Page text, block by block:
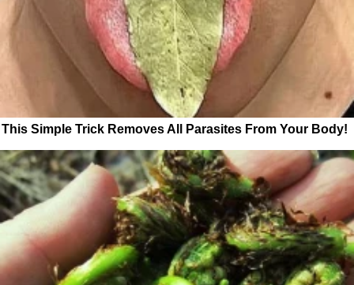
This Simple Trick Removes All Parasites From Your Body!